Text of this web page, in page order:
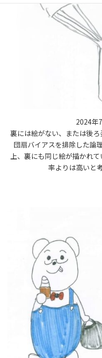
2024年
裏には絵がない、または後
団扇バイアスを排除した論
上、裏にも同じ絵が描かれ
率よりは高いと